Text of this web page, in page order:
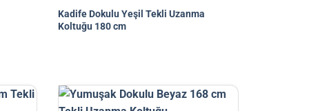
Kadife Dokulu Yeşil Tekli Uzanma
Koltuğu 180 cm